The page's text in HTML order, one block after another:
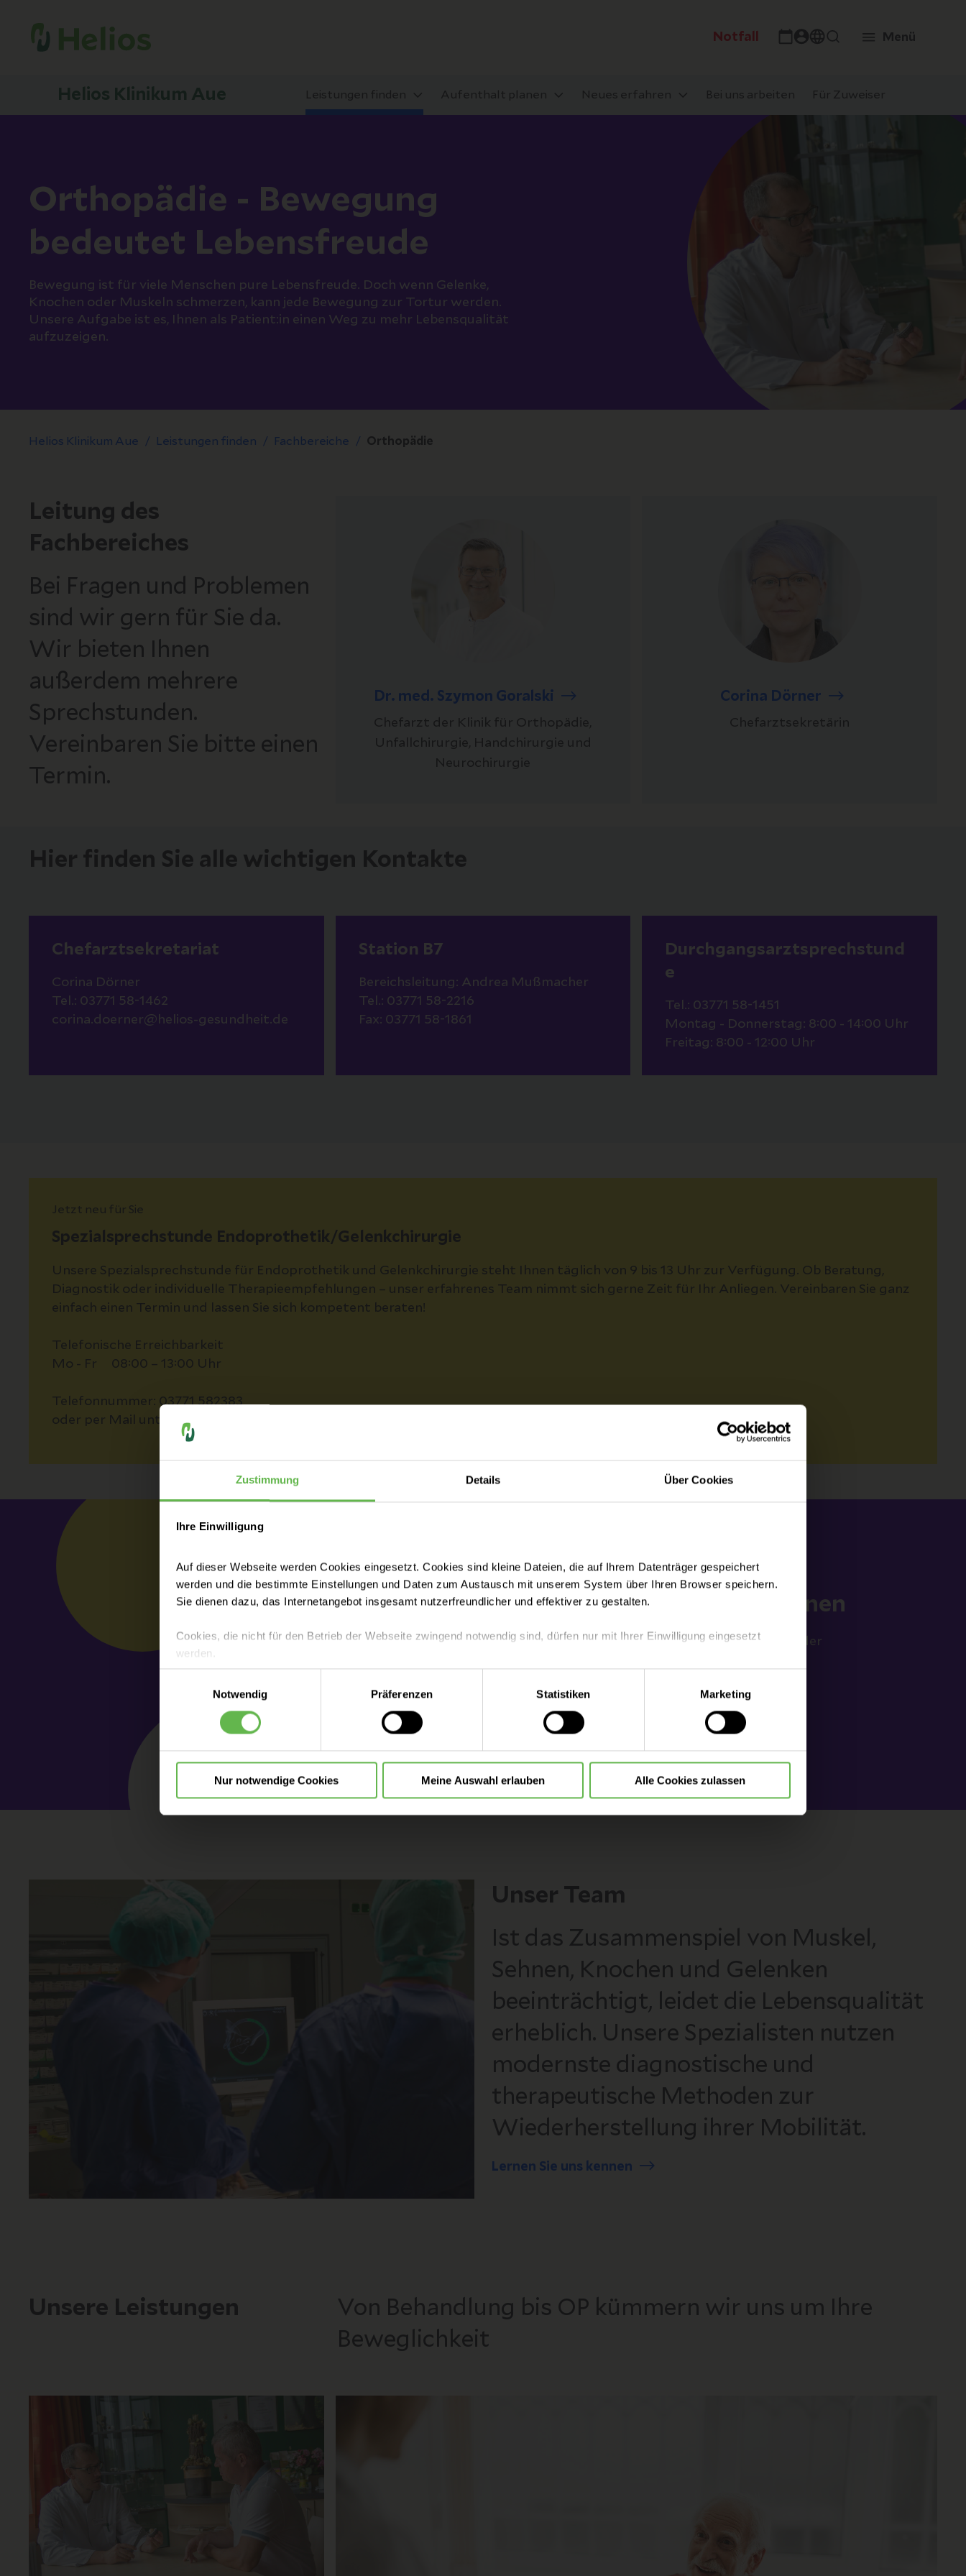
Zustimmung Details Über Cookies
Ihre Einwilligung
Auf dieser Webseite werden Cookies eingesetzt. Cookies sind kleine Dateien, die auf Ihrem Datenträger gespeichert
werden und die bestimmte Einstellungen und Daten zum Austausch mit unserem System über Ihren Browser speichern.
Sie dienen dazu, das Internetangebot insgesamt nutzerfreundlicher und effektiver zu gestalten.
Cookies, die nicht für den Betrieb der Webseite zwingend notwendig sind, dürfen nur mit Ihrer Einwilligung eingesetzt
werden.
Es steht Ihnen frei, unsere Seite mit nur den notwendigen Cookies zu benutzen, eine individuelle Auswahl hinsichtlich der
nicht notwendigen Cookies zu treffen oder durch Auswahl von „Alle Cookies akzeptieren“ in die Verwendung aller Cookies
einzuwilligen. Ihre Auswahlentscheidung können Sie jederzeit ändern oder widerrufen.
Notwendig
Präferenzen Statistiken Marketing
Nur notwendige Cookies Meine Auswahl erlauben Alle Cookies zulassen
Notfall Menü
Helios Klinikum Aue Leistungen finden Aufenthalt planen Neues erfahren Bei uns arbeiten Für Zuweiser
Orthopädie - Bewegung
bedeutet Lebensfreude
Bewegung ist für viele Menschen pure Lebensfreude. Doch wenn Gelenke,
Knochen oder Muskeln schmerzen, kann jede Bewegung zur Tortur werden.
Unsere Aufgabe ist es, Ihnen als Patient:in einen Weg zu mehr Lebensqualität
aufzuzeigen.
Helios Klinikum Aue Leistungen finden Fachbereiche Orthopädie
Leitung des
Fachbereiches
Bei Fragen und Problemen
sind wir gern für Sie da.
Wir bieten Ihnen
außerdem mehrere
Sprechstunden.
Vereinbaren Sie bitte einen
Termin.
Dr. med. Szymon Goralski
Chefarzt der Klinik für Orthopädie,
Unfallchirurgie, Handchirurgie und
Neurochirurgie
Corina Dörner
Chefarztsekretärin
Hier finden Sie alle wichtigen Kontakte
Chefarztsekretariat
Corina Dörner
Tel.: 03771 58-1462
corina.doerner@helios-gesundheit.de
Station B7
Bereichsleitung: Andrea Mußmacher
Tel.: 03771 58-2216
Fax: 03771 58-1861
Durchgangsarztsprechstund
e
Tel.: 03771 58-1451
Montag - Donnerstag: 8:00 - 14:00 Uhr
Freitag: 8:00 - 12:00 Uhr
Jetzt neu für Sie
Spezialsprechstunde Endoprothetik/Gelenkchirurgie
Unsere Spezialsprechstunde für Endoprothetik und Gelenkchirurgie steht Ihnen täglich von 9 bis 13 Uhr zur Verfügung. Ob Beratung,
Diagnostik oder individuelle Therapieempfehlungen – unser erfahrenes Team nimmt sich gerne Zeit für Ihr Anliegen. Vereinbaren Sie ganz
einfach einen Termin und lassen Sie sich kompetent beraten!
Telefonische Erreichbarkeit
Mo - Fr 08:00 – 13:00 Uhr
Telefonnummer: 03771 582383
oder per Mail unter: AU-MVZ-Orthopaedie@helios-gesundheit.de
Buchen Sie einen Termin mit
einer/m unserer Spezialist:innen
Das Team der Orthopädie hilft Ihnen mit umfassender
Termin buchen
Unser Team
Ist das Zusammenspiel von Muskel,
Sehnen, Knochen und Gelenken
beeinträchtigt, leidet die Lebensqualität
erheblich. Unsere Spezialisten nutzen
modernste diagnostische und
therapeutische Methoden zur
Wiederherstellung ihrer Mobilität.
Lernen Sie uns kennen
Unsere Leistungen
Von Behandlung bis OP kümmern wir uns um Ihre
Beweglichkeit